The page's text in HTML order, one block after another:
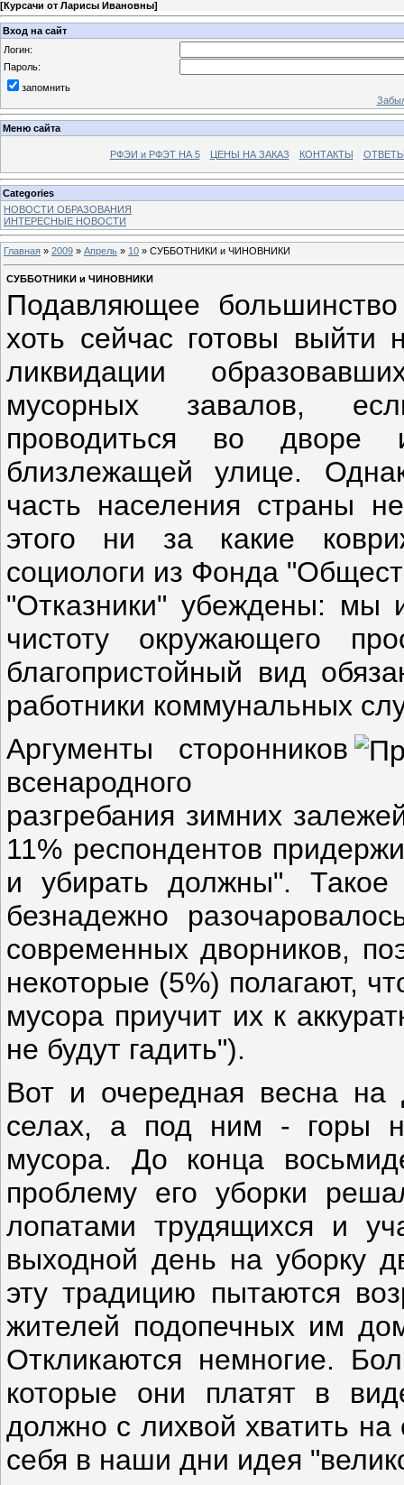
[Курсачи от Ларисы Ивановны]
Вход на сайт
Логин:
Пароль:
запомнить
Меню сайта
РФЭИ и РФЭТ НА 5 ЦЕНЫ НА ЗАКАЗ КОНТАКТЫ
Categories
НОВОСТИ ОБРАЗОВАНИЯ
ИНТЕРЕСНЫЕ НОВОСТИ
Главная » 2009 » Апрель » 10 » СУББОТНИКИ и ЧИНОВНИКИ
СУББОТНИКИ и ЧИНОВНИКИ
Подавляющее
хоть сейчас готовы выйти
ликвидации
мусорных завалов,
проводиться во
близлежащейулице.
часть населения страны
этого ни за какие
социологи из Фонда
"Отказники" убеждены: мы
чистоту окружающего
благопристойный вид
работники коммунальных
Аргументы сторонников
всенародного
разгребания зимних
11% респондентов
и убирать должны".
безнадежно
современных дворников,
некоторые (5%) полагают,
мусора приучит их к
не будут гадить").
Вот и очередная весна на
селах, а под ним - горы
мусора. До конца
проблему его уборки
лопатами трудящихся и
выходной день на уборку
эту традицию пытаются
жителей подопечных им
Откликаются немногие.
которые они платят в
должно с лихвой хватить
себя в наши дни идея